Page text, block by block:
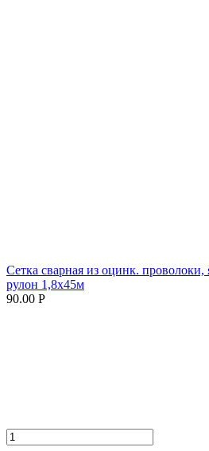
Сетка сварная из оцинк.
рулон 1,8х45м
90.00 Р